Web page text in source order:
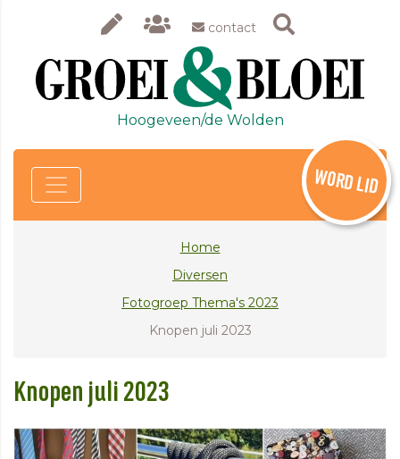
contact
Hoogeveen/de Wolden
WORD LID
Home
Diversen
Fotogroep Thema's 2023
Knopen juli 2023
Knopen juli 2023